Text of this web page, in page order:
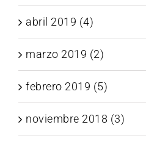
abril 2019 (4)
marzo 2019 (2)
febrero 2019 (5)
noviembre 2018 (3)